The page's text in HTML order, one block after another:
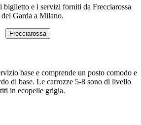
e i servizi forniti da Frecciarossa
Garda a Milano.
Frecciarossa
base e comprende un posto comodo e
di base. Le carrozze 5-8 sono di livello
in ecopelle grigia.